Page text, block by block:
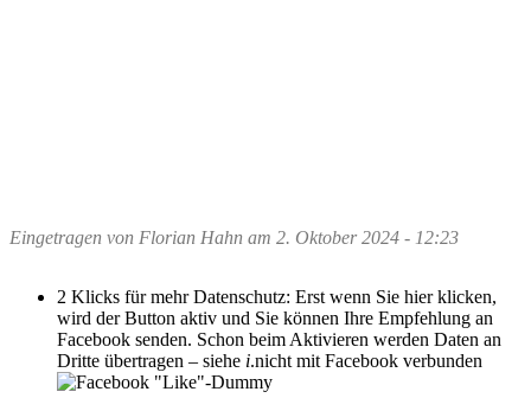
Eingetragen von Florian Hahn am 2. Oktober 2024 - 12:23
2 Klicks für mehr Datenschutz: Erst wenn Sie hier klicken,
wird der Button aktiv und Sie können Ihre Empfehlung an
Facebook senden. Schon beim Aktivieren werden Daten an
Dritte übertragen – siehe i.nicht mit Facebook verbunden